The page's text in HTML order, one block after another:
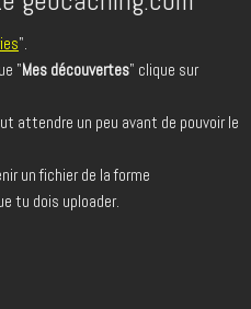
".
"Mes découvertes" clique sur
attendre un peu avant de pouvoir le
un fichier de la forme
tu dois uploader.